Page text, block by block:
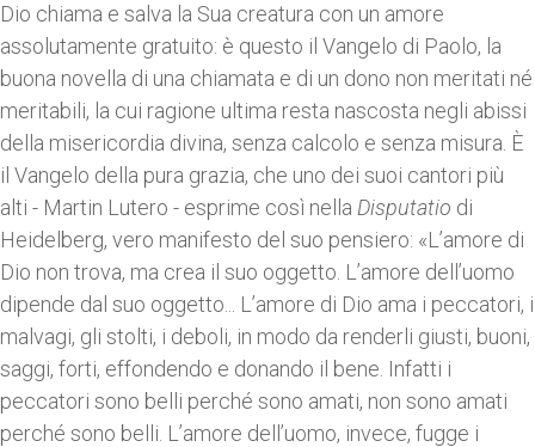
Dio chiama e salva la Sua creatura con un amore
assolutamente gratuito: è questo il Vangelo di Paolo, la
buona novella di una chiamata e di un dono non meritati né
meritabili, la cui ragione ultima resta nascosta negli abissi
della misericordia divina, senza calcolo e senza misura. È
il Vangelo della pura grazia, che uno dei suoi cantori più
alti - Martin Lutero - esprime così nella Disputatio di
Heidelberg, vero manifesto del suo pensiero: «L’amore di
Dio non trova, ma crea il suo oggetto. L’amore dell’uomo
dipende dal suo oggetto... L’amore di Dio ama i peccatori, i
malvagi, gli stolti, i debol­i, in modo da renderli giusti, buoni,
saggi, forti, effondendo e donando il bene. Infatti i
peccatori sono belli perché sono amati, non sono amati
perché sono belli. L’amore dell’uomo, invece, fugge i